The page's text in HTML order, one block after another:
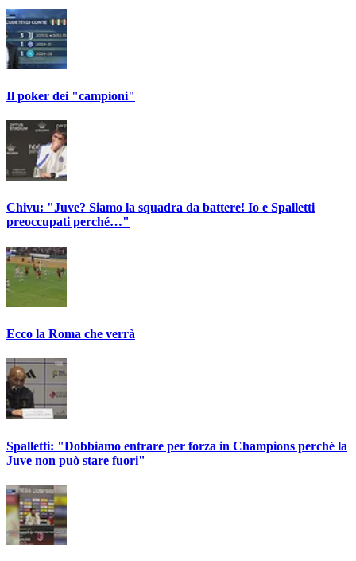
Il poker dei "campioni"
Chivu: "Juve? Siamo la squadra da battere! Io e Spalletti
preoccupati perché…"
Ecco la Roma che verrà
Spalletti: "Dobbiamo entrare per forza in Champions perché la
Juve non può stare fuori"